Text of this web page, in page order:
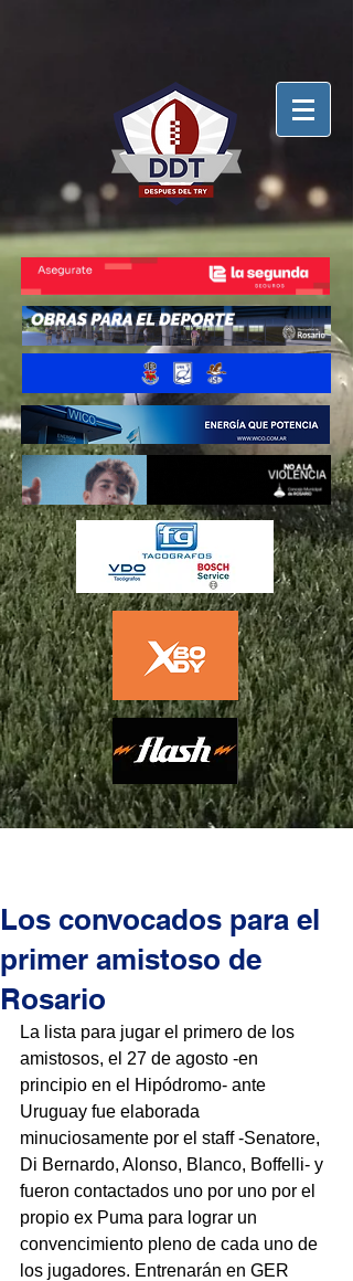
Los convocados para el
primer amistoso de
Rosario
La lista para jugar el primero de los
amistosos, el 27 de agosto -en
principio en el Hipódromo- ante
Uruguay fue elaborada
minuciosamente por el staff -Senatore,
Di Bernardo, Alonso, Blanco, Boffelli- y
fueron contactados uno por uno por el
propio ex Puma para lograr un
convencimiento pleno de cada uno de
los jugadores. Entrenarán en GER